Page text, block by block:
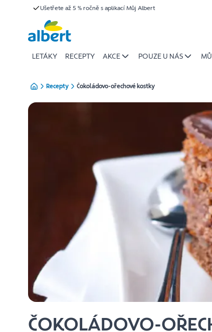
Ušetřete až 5 % ročně s aplikací Můj Albert
LETÁKY RECEPTY AKCE POUZE U NÁS
Recepty Čokoládovo-ořechové kostky
ČOKOLÁDOVO-